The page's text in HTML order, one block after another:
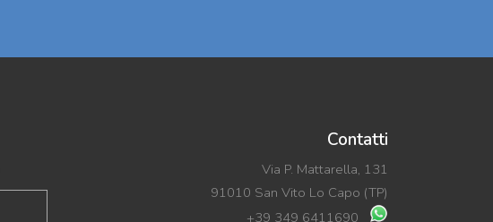
Contatti
Via P. Mattarella, 131
91010 San Vito Lo Capo (TP)
+39 349 6411690